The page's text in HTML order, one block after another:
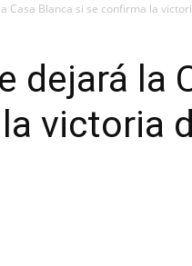
Casa Blanca si se confirma la
dejará la
victoria